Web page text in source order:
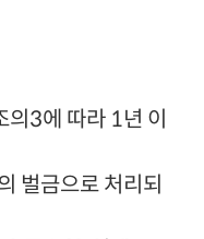
3에 따라 1년 이
벌금으로 처리되